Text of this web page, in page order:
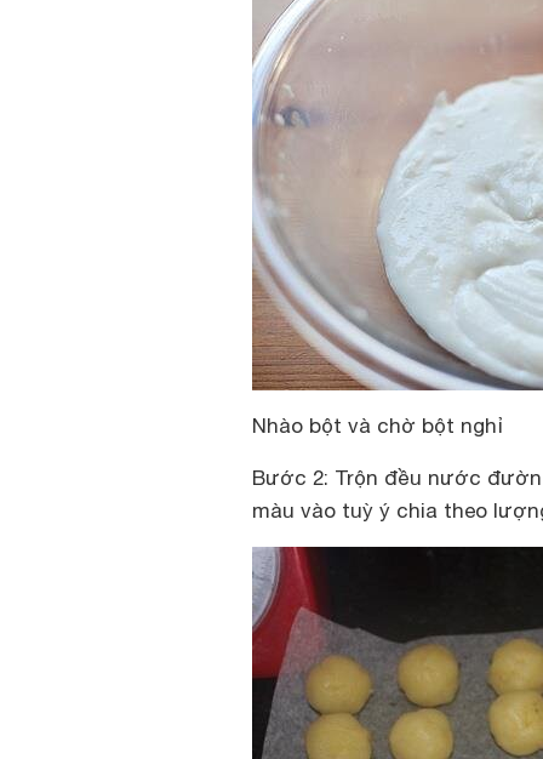
Nhào bột và chờ bột nghỉ
Bước 2: Trộn đều nước
màu vào tuỳ ý chia theo